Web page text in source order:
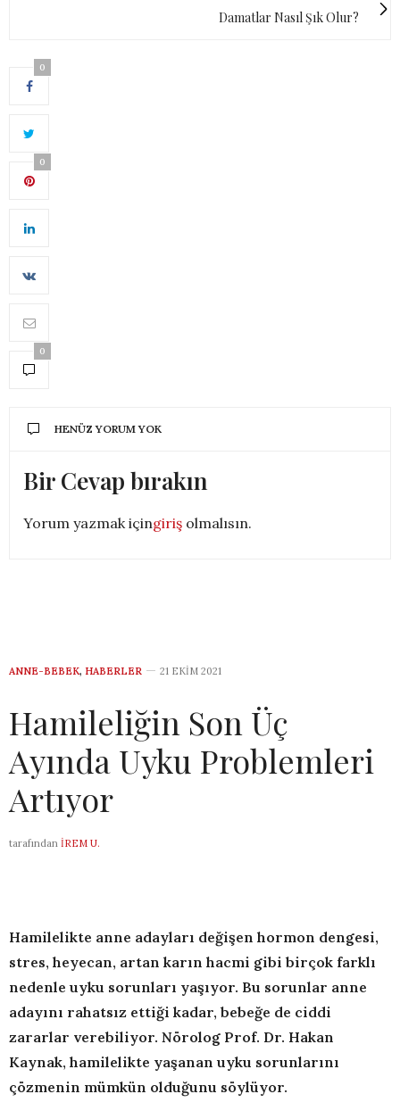
Damatlar Nasıl Şık Olur?
0
0
0
HENÜZ YORUM YOK
Bir Cevap bırakın
Yorum yazmak içingiriş olmalısın.
ANNE-BEBEK, HABERLER 21 EKIM 2021
Hamileliğin Son Üç
Ayında Uyku Problemleri
Artıyor
tarafından İREM U.
Hamilelikte anne adayları değişen hormon dengesi,
stres, heyecan, artan karın hacmi gibi birçok farklı
nedenle uyku sorunları yaşıyor. Bu sorunlar anne
adayını rahatsız ettiği kadar, bebeğe de ciddi
zararlar verebiliyor. Nörolog Prof. Dr. Hakan
Kaynak, hamilelikte yaşanan uyku sorunlarını
çözmenin mümkün olduğunu söylüyor.